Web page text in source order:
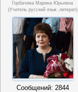
Горбачева Марина Юрьевна
(учитель русский язык ,литерат)
Сообщений: 2844